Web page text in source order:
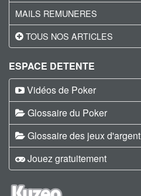
MAILS REMUNERES
TOUS NOS ARTICLES
ESPACE DETENTE
Vidéos de Poker
Glossaire du Poker
Glossaire des jeux d'argent
Jouez gratuitement